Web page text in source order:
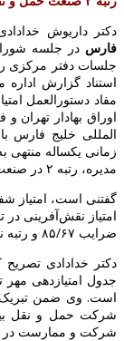
دکتر داریوش
فارس در جلسه
استناد گزارش
مفاد دستورالعمل
اوراق بهادار تهران
المللی خلیج فارس
مدیره، رتبه ۲ در صنعت را بدست آورد.
ضرایب ۸۵/۶۷ و رتبه ناشر در بازار سرمایه ۸۵ است.
دکتر خدادادی تصریح
جدول امتیازدهی
است. وی ضمن تبریک
شرکت حمل و نقل
شرکت و ممارست در